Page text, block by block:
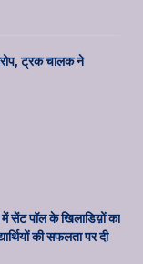
ट्रक चालक ने
में सेंट पॉल के खिलाडिय़ों का
की सफलता पर दी